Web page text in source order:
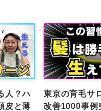
人？ハ
皮と薄
東京の育毛サ
改善1000事例